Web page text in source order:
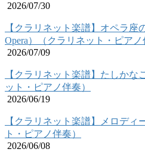
2026/07/30
【クラリネット楽譜】オペラ座
Opera）（クラリネット・ピアノ
2026/07/09
【クラリネット楽譜】たしか
ット・ピアノ伴奏）
2026/06/19
【クラリネット楽譜】メロディ
ト・ピアノ伴奏）
2026/06/08